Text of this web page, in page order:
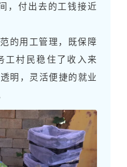
，付出去的工钱接近
的用工管理，既保障
工村民稳住了收入来
明，灵活便捷的就业